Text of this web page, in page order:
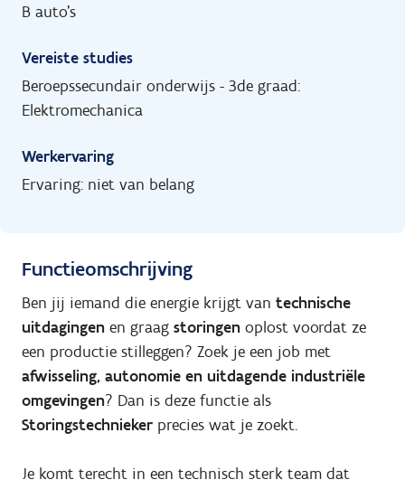
B auto's
Vereiste studies
Beroepssecundair onderwijs - 3de graad:
Elektromechanica
Werkervaring
Ervaring: niet van belang
Functieomschrijving
Ben jij iemand die energie krijgt van technische
uitdagingen en graag storingen oplost voordat ze
een productie stilleggen? Zoek je een job met
afwisseling, autonomie en uitdagende industriële
omgevingen? Dan is deze functie als
Storingstechnieker precies wat je zoekt.
Je komt terecht in een technisch sterk team dat